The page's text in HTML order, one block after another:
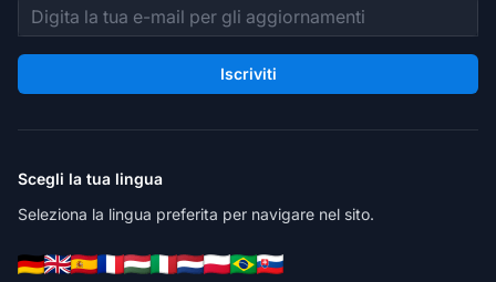
Indirizzo email
Iscriviti
Scegli la tua lingua
Seleziona la lingua preferita per navigare nel sito.